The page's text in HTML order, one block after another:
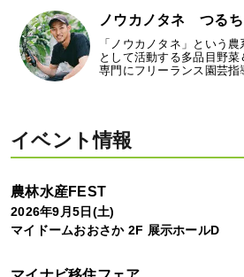
ノウカノタネ つる
「ノウカノタネ」という
として活動する多品目野
専門にフリーランス園芸
イベント情報
農林水産FEST
2026年9月5日(土)
マイドームおおさか 2F 展示ホールD